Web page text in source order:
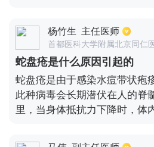
右，出现单纯性肾囊肿的几率
存在由肾囊肿，如果并没有出
可以暂时不进行任何治疗。但
径比较大，或者是某种已经对
有明显的压迫，就需要及时通
疗。
杨竹生 主任医师
首都医科大学附属北京同仁
蛇盘疮是什么原因引起的
蛇盘疮是由于感染水痘带状疱
此种病毒会长期潜伏在人的脊
里，当身体抵抗力下降时，体
的症状，因此身体的每一个部